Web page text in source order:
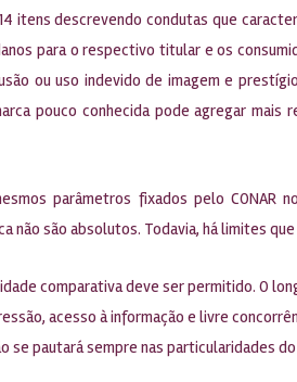
itens descrevendo condutas que
para o respectivo titular e os
ou uso indevido de imagem e
pouco conhecida pode agregar
parâmetros fixados pelo
não são absolutos. Todavia, há limites
comparativa deve ser permitido. O
acesso à informação e livre
se pautará sempre nas particularidades